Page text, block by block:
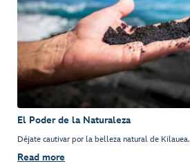
El Poder de la Naturaleza
Déjate cautivar por la belleza natural de Kilauea.
Read more